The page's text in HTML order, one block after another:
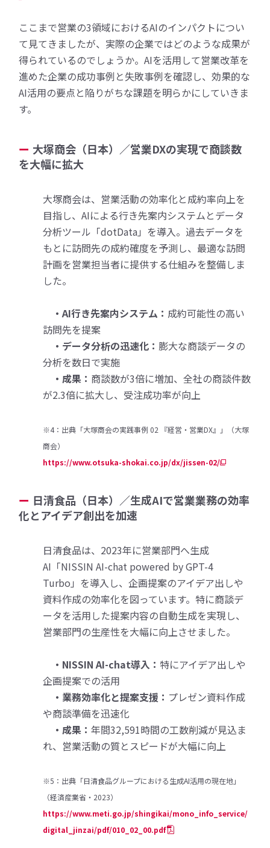
ここまで営業の3領域におけるAIのインパクトについ
て見てきましたが、実際の企業ではどのような成果が
得られているのでしょうか。AIを活用して営業改革を
進めた企業の成功事例と失敗事例を確認し、効果的な
AI活用の要点と陥りがちな課題を明らかにしていきま
す。
大塚商会（日本）／営業DXの実現で商談数
を大幅に拡大
大塚商会は、営業活動の効率化と成約率向上を
目指し、AIによる行き先案内システムとデータ
分析ツール「dotData」を導入。過去データを
もとに訪問先の成約確度を予測し、最適な訪問
計画を営業担当者に提供する仕組みを整備しま
した。
・AI行き先案内システム： 成約可能性の高い
訪問先を提案
・データ分析の迅速化： 膨大な商談データの
分析を数日で実施
・成果： 商談数が3倍に増加、全社の商談件数
が2.3倍に拡大し、受注成功率が向上
※4：出典「大塚商会の実践事例 02 『経営・営業DX』」（大塚
商会）
https://www.otsuka-shokai.co.jp/dx/jissen-02/
日清食品（日本）／生成AIで営業業務の効率
化とアイデア創出を加速
日清食品は、2023年に営業部門へ生成
AI「NISSIN AI-chat powered by GPT-4
Turbo」を導入し、企画提案のアイデア出しや
資料作成の効率化を図っています。特に商談デ
ータを活用した提案内容の自動生成を実現し、
営業部門の生産性を大幅に向上させました。
・NISSIN AI-chat導入： 特にアイデア出しや
企画提案での活用
・業務効率化と提案支援： プレゼン資料作成
や商談準備を迅速化
・成果：年間32,591時間の工数削減が見込ま
れ、営業活動の質とスピードが大幅に向上
※5：出典「日清食品グループにおける生成AI活用の現在地」
（経済産業省・2023）
https://www.meti.go.jp/shingikai/mono_info_service/
digital_jinzai/pdf/010_02_00.pdf